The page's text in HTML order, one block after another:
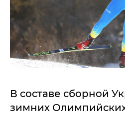
В составе сборной
зимних